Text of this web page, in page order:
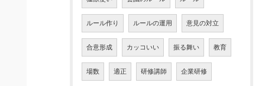
ルール作り ルールの運用 意見の対立
合意形成 カッコいい 振る舞い 教育
場数 適正 研修講師 企業研修